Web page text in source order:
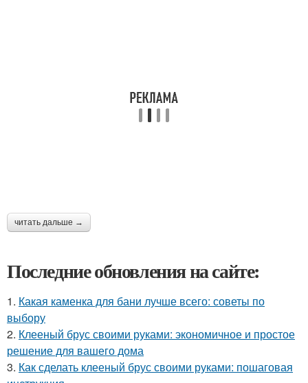
читать дальше →
Последние обновления на сайте:
1. Какая каменка для бани лучше всего: советы по
выбору
2. Клееный брус своими руками: экономичное и простое
решение для вашего дома
3. Как сделать клееный брус своими руками: пошаговая